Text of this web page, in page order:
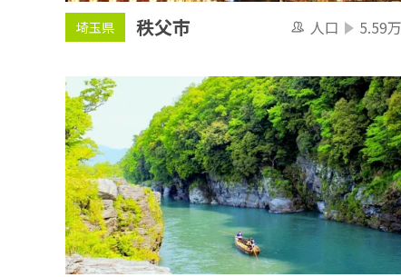
埼玉県 秩父市 人口 5.59